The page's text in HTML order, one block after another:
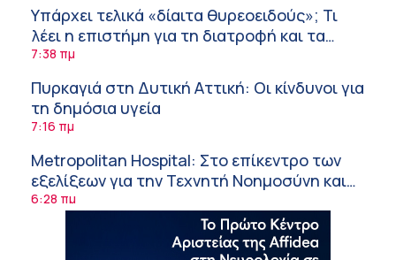
Υπάρχει τελικά «δίαιτα θυρεοειδούς»; Τι
λέει η επιστήμη για τη διατροφή και τα
συμπληρώματα
7:38 πμ
Πυρκαγιά στη Δυτική Αττική: Οι κίνδυνοι για
τη δημόσια υγεία
7:16 πμ
Metropolitan Hospital: Στο επίκεντρο των
εξελίξεων για την Τεχνητή Νοημοσύνη και
την Ογκολογία
6:28 πμ
Παύλος Γιαννακόπουλος – ΒΙΑΝΕΞ